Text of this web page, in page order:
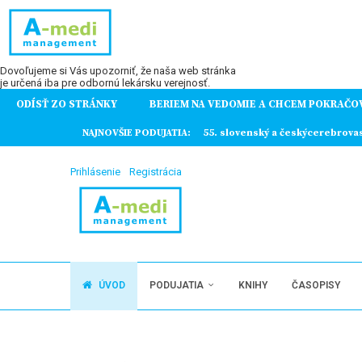
Dovoľujeme si Vás upozorniť, že naša web stránka
je určená iba pre odbornú lekársku verejnosť.
ODÍSŤ ZO STRÁNKY BERIEM NA VEDOMIE A CHCEM
NAJNOVŠIE PODUJATIA: 55. slovenský a
Prihlásenie Registrácia
ÚVOD PODUJATIA KNIHY ČASOPISY